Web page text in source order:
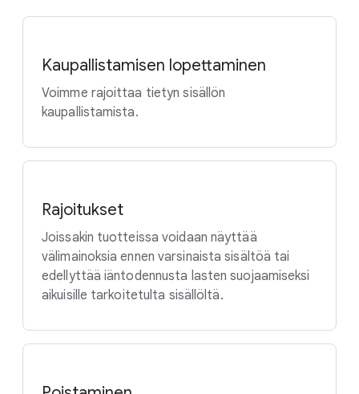
Kaupallistamisen lopettaminen
Voimme rajoittaa tietyn sisällön
kaupallistamista.
Rajoitukset
Joissakin tuotteissa voidaan näyttää
välimainoksia ennen varsinaista sisältöä tai
edellyttää iäntodennusta lasten suojaamiseksi
aikuisille tarkoitetulta sisällöltä.